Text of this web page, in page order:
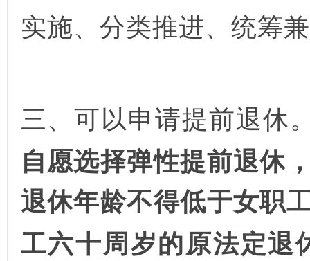
实施、分类推进、统筹
三、可以申请提前退休
自愿选择弹性提前退休
退休年龄不得低于女职
工六十周岁的原法定退